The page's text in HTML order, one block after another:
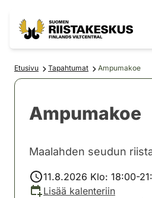
Etusivu Tapahtumat Ampumakoe
Ampumakoe
Maalahden seudun
11.8.2026 Klo: 18:00-
Lisää kalenteriin